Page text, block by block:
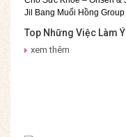
Top Những Việc Làm Ý
Nghĩa Cho Sức Khỏe –
xem thêm